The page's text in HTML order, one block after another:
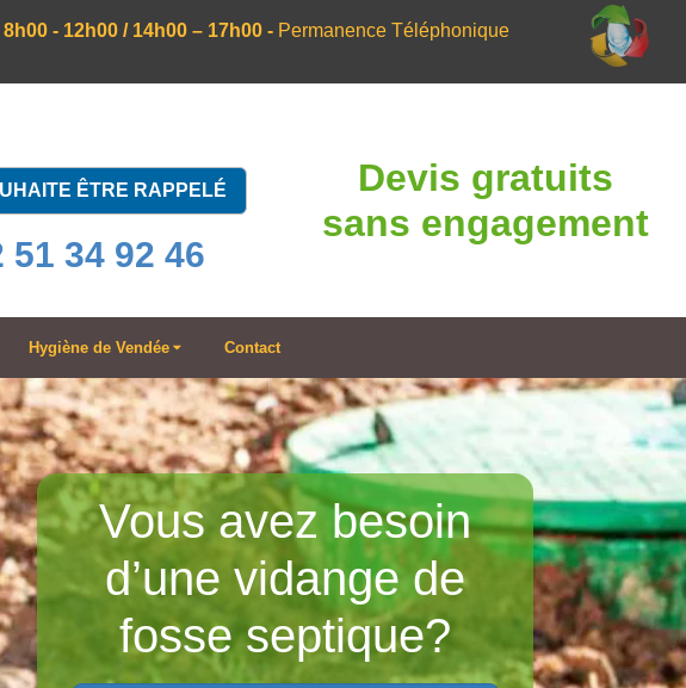
- 12h00 / 14h00 – 17h00 - Permanence Téléphonique
ÊTRE RAPPELÉ
51 34 92 46
Devis gratuits
sans engagement
Hygiène de Vendée Contact
Vous avez besoin
d’une vidange de
fosse septique?